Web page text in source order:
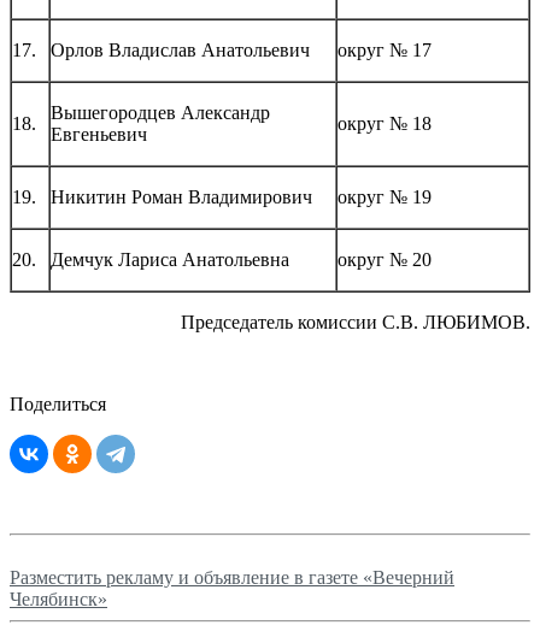
17. Орлов Владислав Анатольевич округ № 17
18.
Вышегородцев Александр
Евгеньевич
округ № 18
19. Никитин Роман Владимирович округ № 19
20. Демчук Лариса Анатольевна округ № 20
Председатель комиссии С.В. ЛЮБИМОВ.
Поделиться
Разместить рекламу и объявление в газете «Вечерний
Челябинск»